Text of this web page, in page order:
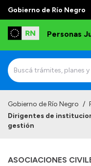
Gobierno de Río Negro
Personas
Institucional
Autoridades
Gobierno de Río Negro /
Dirigentes de
gestión
ASOCIACIONES